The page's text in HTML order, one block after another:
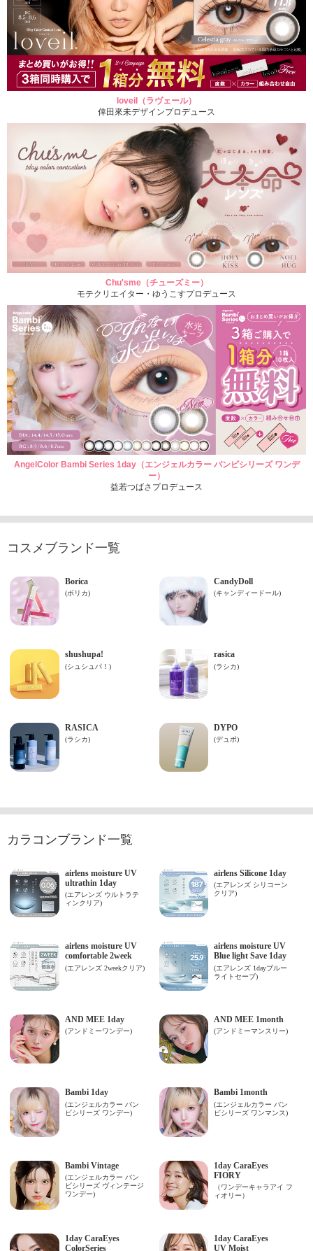
loveil（ラヴェール）
倖田來未デザインプロデュース
Chu'sme（チューズミー）
モテクリエイター・ゆうこすプロデュース
AngelColor Bambi Series 1day（エンジェルカラー バンビシリーズ ワンデ
ー）
益若つばさプロデュース
コスメブランド一覧
カラコンブランド一覧